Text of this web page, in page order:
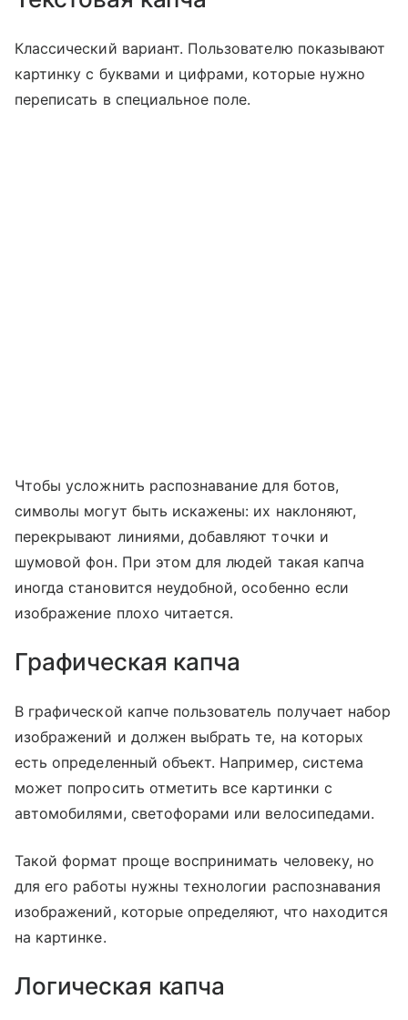
Классический вариант. Пользователю показывают
картинку с буквами и цифрами, которые нужно
переписать в специальное поле.
Чтобы усложнить распознавание для ботов,
символы могут быть искажены: их наклоняют,
перекрывают линиями, добавляют точки и
шумовой фон. При этом для людей такая капча
иногда становится неудобной, особенно если
изображение плохо читается.
Графическая капча
В графической капче пользователь получает набор
изображений и должен выбрать те, на которых
есть определенный объект. Например, система
может попросить отметить все картинки с
автомобилями, светофорами или велосипедами.
Такой формат проще воспринимать человеку, но
для его работы нужны технологии распознавания
изображений, которые определяют, что находится
на картинке.
Логическая капча